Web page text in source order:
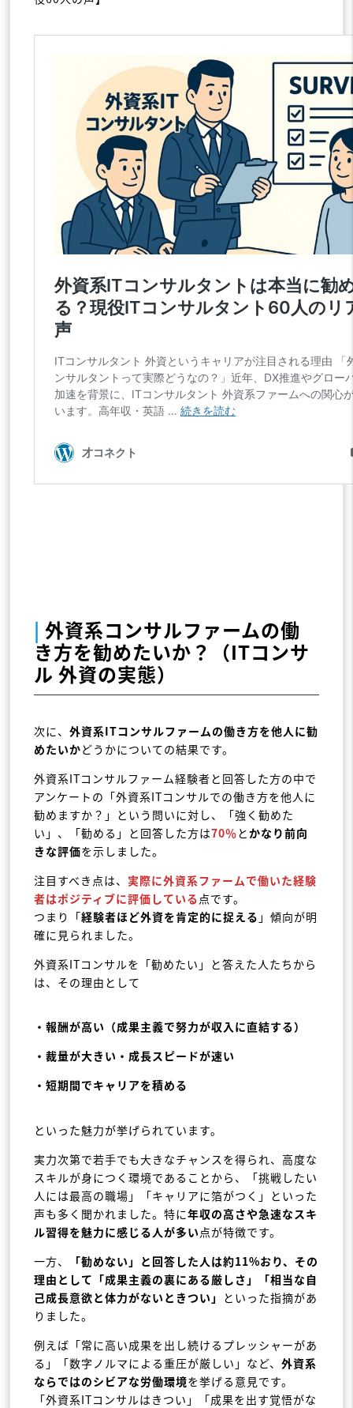
| 外資系コンサルファームの働
き方を勧めたいか？（ITコンサ
ル 外資の実態）
次に、 外資系ITコンサルファームの働き方を他人に勧
めたいかどうかについての結果です。
外資系ITコンサルファーム経験者と回答した方の中で
アンケートの「外資系ITコンサルでの働き方を他人に
勧めますか？」という問いに対し、「強く勧めた
い」、「勧める」と回答した方は70％とかなり前向
きな評価を示しました。
注目すべき点は、 実際に外資系ファームで働いた経験
者はポジティブに評価している 点です。
つまり「経験者ほど外資を肯定的に捉える 」傾向が明
確に見られました。
外資系ITコンサルを「勧めたい」と答えた人たちから
は、その理由として
・報酬が高い（成果主義で努力が収入に直結する）
・裁量が大きい・成長スピードが速い
・短期間でキャリアを積める
といった魅力が挙げられています。
実力次第で若手でも大きなチャンスを得られ、高度な
スキルが身につく環境であることから、「挑戦したい
人には最高の職場」「キャリアに箔がつく」といった
声も多く聞かれました。特に年収の高さや急速なスキ
ル習得を魅力に感じる人が多い 点が特徴です。
一方、
「勧めない」と回答した人は約11%おり、その
理由として「成果主義の裏にある厳しさ」「相当な自
己成長意欲と体力がないときつい」 といった指摘があ
りました。
例えば「常に高い成果を出し続けるプレッシャーがあ
る」「数字ノルマによる重圧が厳しい」など、 外資系
ならではのシビアな労働環境を挙げる意見です。
「外資系ITコンサルはきつい」「成果を出す覚悟がな